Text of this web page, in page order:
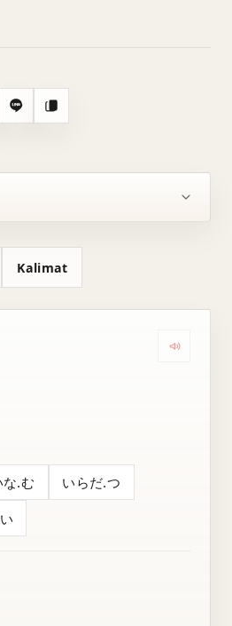
Line Salin
Kalimat
な.む いらだ.つ